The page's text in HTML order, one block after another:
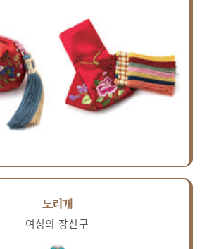
노리개
여성의 장신구